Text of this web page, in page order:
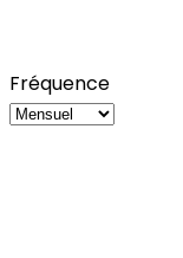
Fréquence